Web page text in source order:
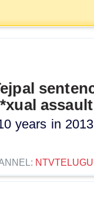
years in
NTVTELUGU